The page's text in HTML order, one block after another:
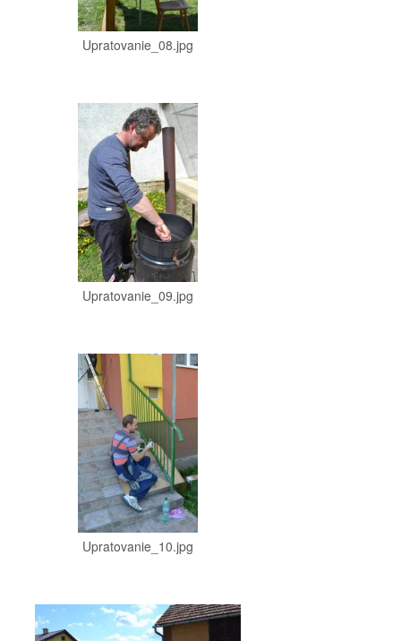
Upratovanie_08.jpg
Upratovanie_09.jpg
Upratovanie_10.jpg